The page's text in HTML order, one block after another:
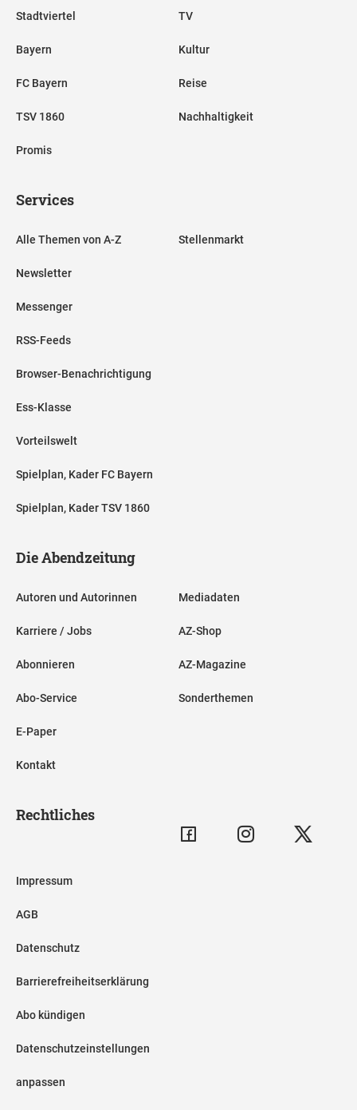
Stadtviertel
Bayern
FC Bayern
TSV 1860
Promis
TV
Kultur
Reise
Nachhaltigkeit
Services
Alle Themen von A-Z
Newsletter
Messenger
RSS-Feeds
Browser-Benachrichtigung
Ess-Klasse
Vorteilswelt
Spielplan, Kader FC Bayern
Spielplan, Kader TSV 1860
Stellenmarkt
Die Abendzeitung
Autoren und Autorinnen
Karriere / Jobs
Abonnieren
Abo-Service
E-Paper
Kontakt
Mediadaten
AZ-Shop
AZ-Magazine
Sonderthemen
Rechtliches
Impressum
AGB
Datenschutz
Barrierefreiheitserklärung
Abo kündigen
Datenschutzeinstellungen
anpassen